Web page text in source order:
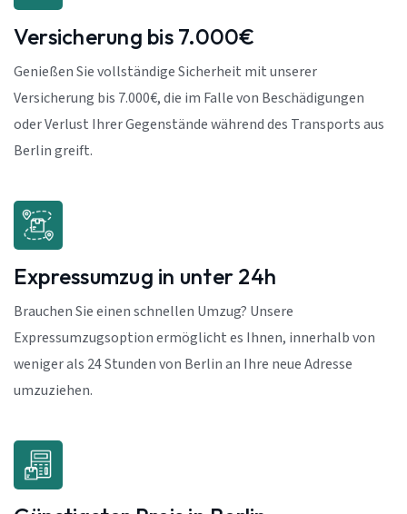
Versicherung bis 7.000€
Genießen Sie vollständige Sicherheit mit unserer
Versicherung bis 7.000€, die im Falle von Beschädigungen
oder Verlust Ihrer Gegenstände während des Transports aus
Berlin greift.
Expressumzug in unter 24h
Brauchen Sie einen schnellen Umzug? Unsere
Expressumzugsoption ermöglicht es Ihnen, innerhalb von
weniger als 24 Stunden von Berlin an Ihre neue Adresse
umzuziehen.